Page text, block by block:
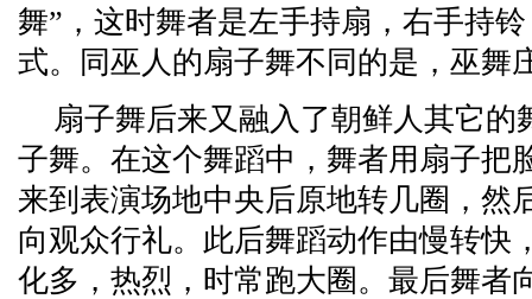
舞”，这时舞者是左手持扇，右手持
式。同巫人的扇子舞不同的是，巫舞
扇子舞后来又融入了朝鲜人其它的
子舞。在这个舞蹈中，舞者用扇子把
来到表演场地中央后原地转几圈，然
向观众行礼。此后舞蹈动作由慢转快
化多，热烈，时常跑大圈。最后舞者